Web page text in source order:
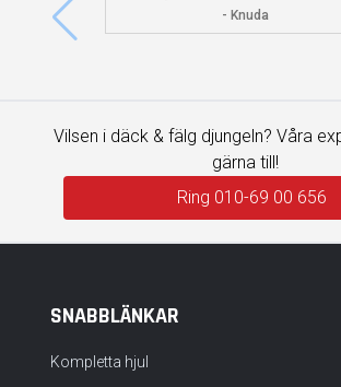
- Knuda
Vilsen i däck & fälg djungeln? Våra
gärna till!
Ring 010-69 00 656
SNABBLÄNKAR
Kompletta hjul